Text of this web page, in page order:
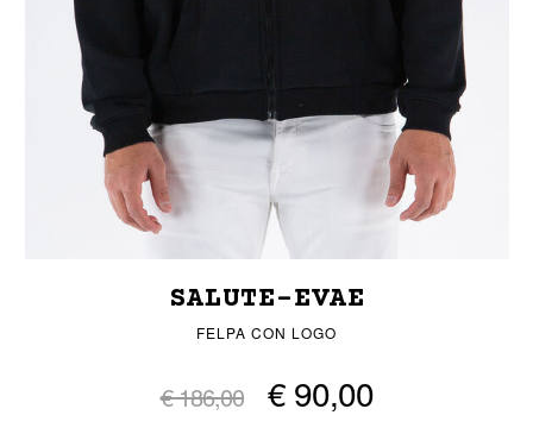
SALUTE-EVAE
FELPA CON LOGO
€ 186,00 € 90,00